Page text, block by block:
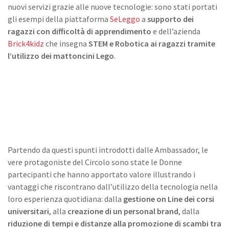
nuovi servizi grazie alle nuove tecnologie: sono stati portati
gli esempi della piattaforma SeLeggo a supporto dei
ragazzi con difficoltà di apprendimento e dell’azienda
Brick4kidz che insegna STEM e Robotica ai ragazzi tramite
l’utilizzo dei mattoncini Lego.
Partendo da questi spunti introdotti dalle Ambassador, le
vere protagoniste del Circolo sono state le Donne
partecipanti che hanno apportato valore illustrando i
vantaggi che riscontrano dall’utilizzo della tecnologia nella
loro esperienza quotidiana: dalla gestione on Line dei corsi
universitari, alla creazione di un personal brand, dalla
riduzione di tempi e distanze alla promozione di scambi tra